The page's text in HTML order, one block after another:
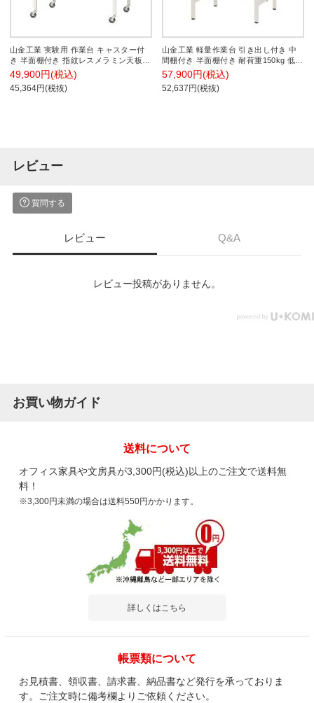
山金工業 実験用 作業台 キャスター付
き 半面棚付き 指紋レスメラミン天板
ワークテーブル LABシリーズ 実験台
SLMC-1275T-BRW 幅1200×奥行750×
高さ825mm
49,900円(税込)
45,364円(税抜)
山金工業 軽量作業台 引き出し付き 中
間棚付き 半面棚付き 耐荷重150kg 低圧
メラミン天板 ワークテーブル 150シリ
ーズ SUP-990UTF 幅900×奥行900×高
さ740mm
57,900円(税込)
52,637円(税抜)
レビュー
質問する
レビュー Q&A
レビュー投稿がありません。
お買い物ガイド
送料について
オフィス家具や文房具が3,300円(税込)以上のご注文で送料無
料！
※3,300円未満の場合は送料550円かかります。
詳しくはこちら
帳票類について
お見積書、領収書、請求書、納品書など発行を承っておりま
す。ご注文時に備考欄よりご依頼ください。